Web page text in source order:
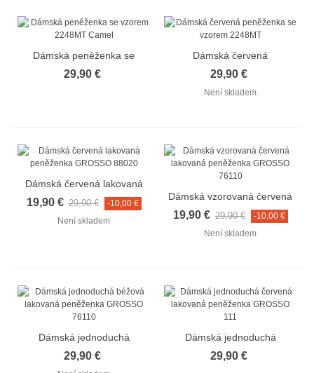
Dámská peněženka se
vzorem 2248MT Camel
29,90 €
Dámská červená
peněženka se vzorem
29,90 €
Není skladem
Dámská červená lakovaná
peněženka GROSSO
19,90 € 29,90 €
-10,00 €
Není skladem
Dámská vzorovaná červená
lakovaná peněženka
GROSSO 76110
19,90 € 29,90 €
-10,00 €
Není skladem
Dámská jednoduchá
béžová lakovaná
29,90 €
Dámská jednoduchá
červená lakovaná
29,90 €